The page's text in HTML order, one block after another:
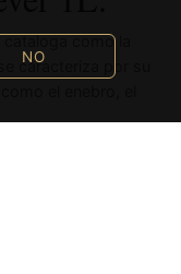
NO
como la
caracteriza por su